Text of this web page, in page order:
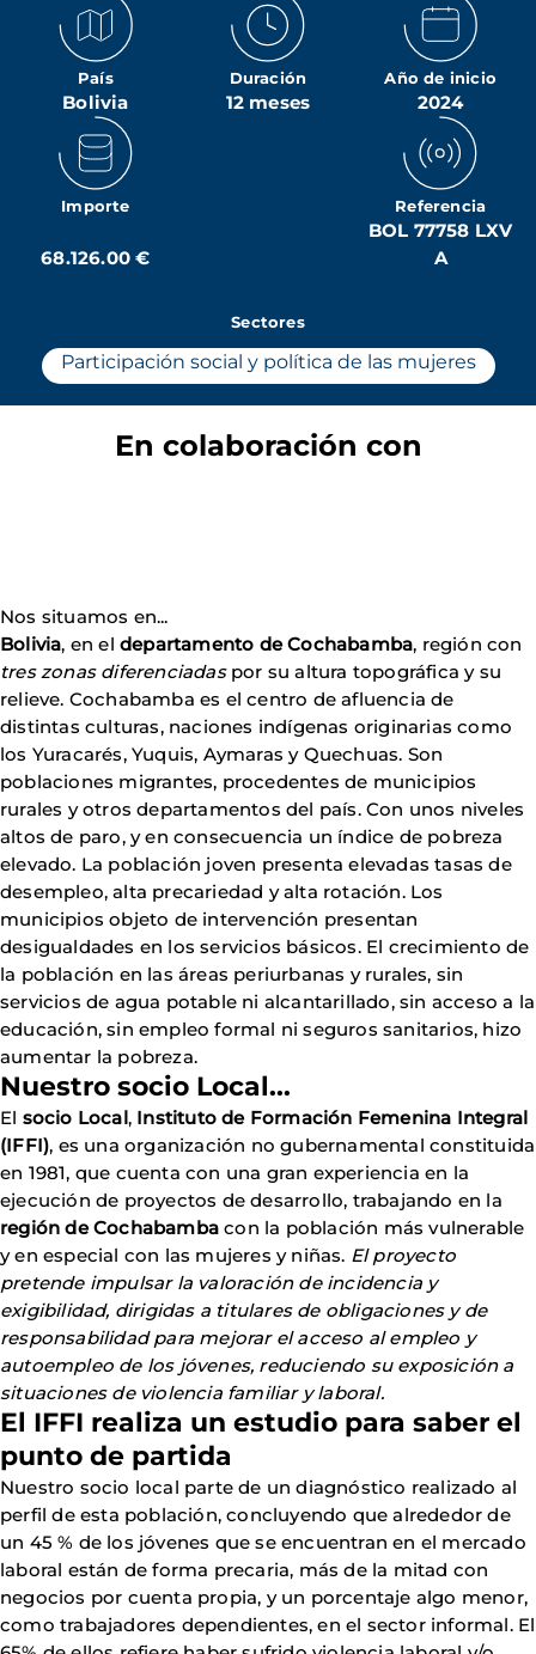
País
Bolivia
Duración
12 meses
Año de inicio
2024
Importe
68.126.00 €
Referencia
BOL 77758 LXV
A
Sectores
Participación social y política de las mujeres
En colaboración con
Nos situamos en...
Bolivia, en eldepartamento de Cochabamba, región con
tres zonas diferenciadaspor su altura topográfica y su
relieve. Cochabamba es el centro de afluencia de
distintas culturas, naciones indígenas originarias como
los Yuracarés, Yuquis, Aymaras y Quechuas. Son
poblaciones migrantes, procedentes de municipios
rurales y otros departamentos del país. Con unos niveles
altos de paro, y en consecuencia un índice de pobreza
elevado. La población joven presenta elevadas tasas de
desempleo, alta precariedad y alta rotación. Los
municipios objeto de intervención presentan
desigualdades en los servicios básicos. El crecimiento de
la población en las áreas periurbanas y rurales, sin
servicios de agua potable ni alcantarillado, sin acceso a la
educación, sin empleo formal ni seguros sanitarios, hizo
aumentar la pobreza.
Nuestro socio Local...
El socio Local, Instituto de Formación Femenina Integral
(IFFI), es una organización no gubernamental constituida
en 1981, que cuenta con una gran experiencia en la
ejecución de proyectos de desarrollo, trabajando en la
región de Cochabamba con la población más vulnerable
y en especial con las mujeres y niñas. El proyecto
pretende impulsar la valoración de incidencia y
exigibilidad, dirigidas a titulares de obligaciones y de
responsabilidad para mejorar el acceso al empleo y
autoempleo de los jóvenes, reduciendo su exposición a
situaciones de violencia familiar y laboral.
El IFFI realiza un estudio para saber el
punto de partida
Nuestro socio local parte de un diagnóstico realizado al
perfil de esta población, concluyendo que alrededor de
un 45 % de los jóvenes que se encuentran en el mercado
laboral están de forma precaria, más de la mitad con
negocios por cuenta propia, y un porcentaje algo menor,
como trabajadores dependientes, en el sector informal. El